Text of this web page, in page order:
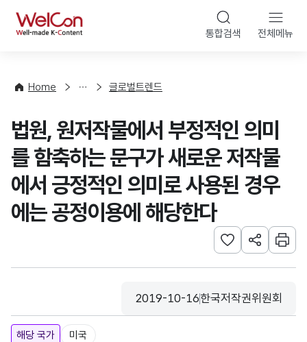
WelCon 통합검색 전체메뉴
Home
향
계
글로벌트렌드
법원, 원저작물에서 부정적인 의미
를 함축하는 문구가 새로운 저작물
에서 긍정적인 의미로 사용된 경우
에는 공정이용에 해당한다
관심사 등록하기
URL 공유하
인쇄
등록일
2019-10-16
수집기관
한국저작권위원회
해당 국가
미국